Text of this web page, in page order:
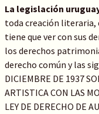
La legislación
toda creación
tiene que ver con sus
los derechos
derecho común y las
DICIEMBRE DE 1937
ARTISTICA CON LAS
LEY DE DERECHO DE